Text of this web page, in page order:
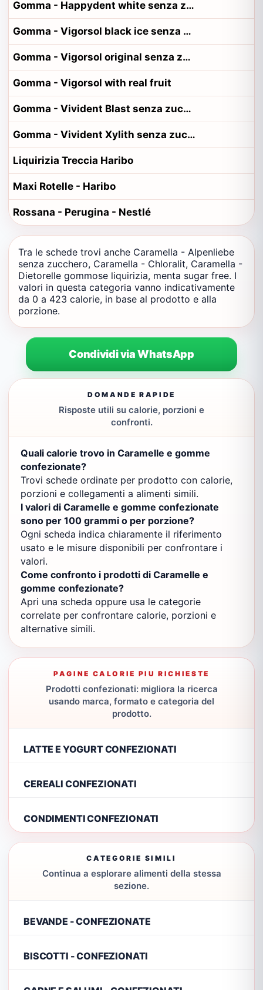
Gomma - Happydent white senza zucchero
Gomma - Vigorsol black ice senza zucchero
Gomma - Vigorsol original senza zucchero
Gomma - Vigorsol with real fruit
Gomma - Vivident Blast senza zucchero
Gomma - Vivident Xylith senza zucchero
Liquirizia Treccia Haribo
Maxi Rotelle - Haribo
Rossana - Perugina - Nestlé
Tra le schede trovi anche Caramella - Alpenliebe
senza zucchero, Caramella - Chloralit, Caramella -
Dietorelle gommose liquirizia, menta sugar free. I
valori in questa categoria vanno indicativamente
da 0 a 423 calorie, in base al prodotto e alla
porzione.
Condividi via WhatsApp
DOMANDE RAPIDE
Risposte utili su calorie, porzioni e
confronti.
Quali calorie trovo in Caramelle e gomme
confezionate?
Trovi schede ordinate per prodotto con calorie,
porzioni e collegamenti a alimenti simili.
I valori di Caramelle e gomme confezionate
sono per 100 grammi o per porzione?
Ogni scheda indica chiaramente il riferimento
usato e le misure disponibili per confrontare i
valori.
Come confronto i prodotti di Caramelle e
gomme confezionate?
Apri una scheda oppure usa le categorie
correlate per confrontare calorie, porzioni e
alternative simili.
PAGINE CALORIE PIU RICHIESTE
Prodotti confezionati: migliora la ricerca
usando marca, formato e categoria del
prodotto.
LATTE E YOGURT CONFEZIONATI
CEREALI CONFEZIONATI
CONDIMENTI CONFEZIONATI
CATEGORIE SIMILI
Continua a esplorare alimenti della stessa
sezione.
BEVANDE - CONFEZIONATE
BISCOTTI - CONFEZIONATI